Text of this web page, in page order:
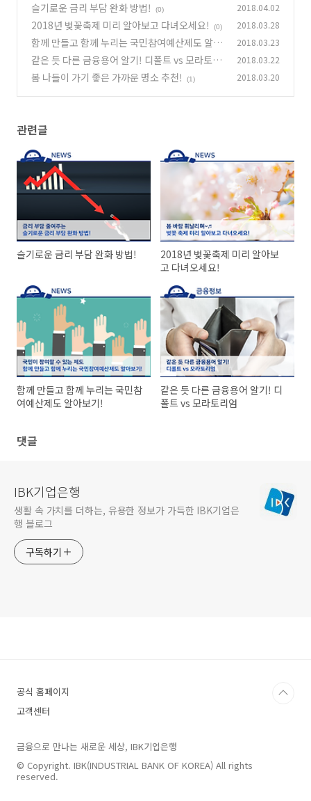
슬기로운 금리 부담 완화 방법!
(0) 2018.04.02
2018년 벚꽃축제 미리 알아보고 다녀오세요! (0) 2018.03.28
함께 만들고 함께 누리는 국민참여예산제도 알아
보기! (0)
2018.03.23
같은 듯 다른 금융용어 알기! 디폴트 vs 모라토리
엄
(0)
2018.03.22
봄 나들이 가기 좋은 가까운 명소 추천! (1) 2018.03.20
관련글
슬기로운 금리 부담 완화 방법!
2018년 벚꽃축제 미리 알아보
고 다녀오세요!
함께 만들고 함께 누리는 국민참
여예산제도 알아보기!
같은 듯 다른 금융용어 알기! 디
폴트 vs 모라토리엄
댓글
IBK기업은행
생활 속 가치를 더하는, 유용한 정보가 가득한 IBK기업은
행 블로그
구독하기
공식 홈페이지
고객센터
금융으로 만나는 새로운 세상, IBK기업은행
© Copyright. IBK(INDUSTRIAL BANK OF KOREA) All rights
reserved.